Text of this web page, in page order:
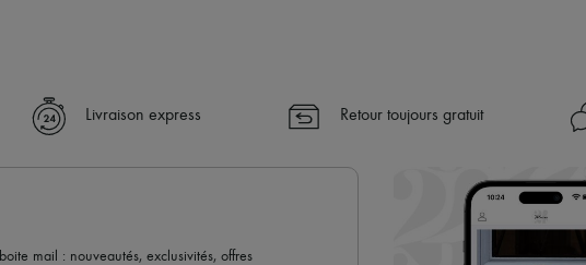
Livraison express Retour toujours gratuit
mail : nouveautés, exclusivités, offres